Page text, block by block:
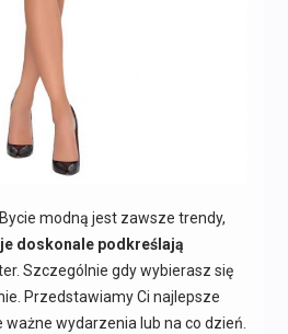
modną jest zawsze trendy,
doskonale podkreślają
Szczególnie gdy wybierasz się
Przedstawiamy Ci najlepsze
ważne wydarzenia lub na co dzień.